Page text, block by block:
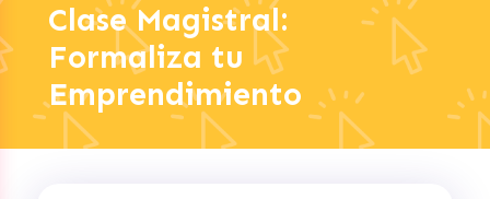
Clase Magistral:
Formaliza tu
Emprendimiento